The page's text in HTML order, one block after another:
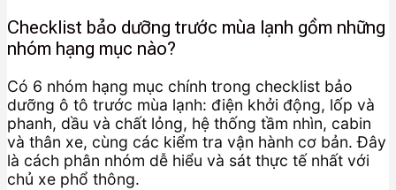
Checklist bảo dưỡng trước mùa lạnh gồm những
nhóm hạng mục nào?
Có 6 nhóm hạng mục chính trong checklist bảo
dưỡng ô tô trước mùa lạnh: điện khởi động, lốp và
phanh, dầu và chất lỏng, hệ thống tầm nhìn, cabin
và thân xe, cùng các kiểm tra vận hành cơ bản. Đây
là cách phân nhóm dễ hiểu và sát thực tế nhất với
chủ xe phổ thông.